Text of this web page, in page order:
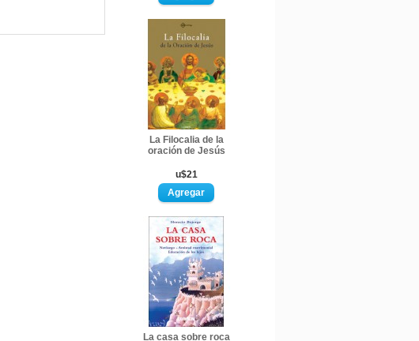
La Filocalia de la
oración de Jesús
u$21
La casa sobre roca